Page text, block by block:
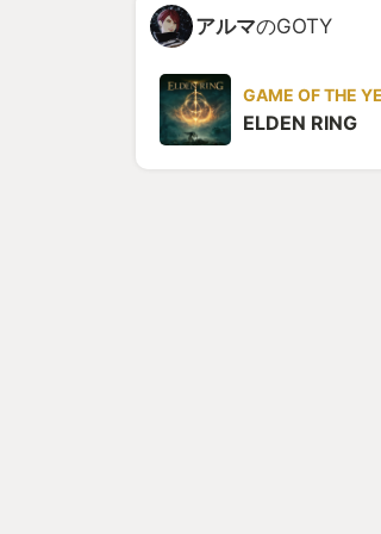
アルマのGOTY
GAME OF THE
ELDEN RING